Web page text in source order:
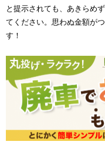
と提示されても、あきらめ
てください。思わぬ金額が
す！